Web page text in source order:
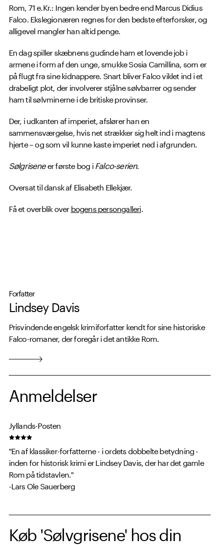
Rom, 71 e.Kr.: Ingen kender byen bedre end Marcus Didius
Falco. Ekslegionæren regnes for den bedste efterforsker, og
alligevel mangler han altid penge.
En dag spiller skæbnens gudinde ham et lovende job i
armene i form af den unge, smukke Sosia Camillina, som er
på flugt fra sine kidnappere. Snart bliver Falco viklet ind i et
drabeligt plot, der involverer stjålne sølvbarrer og sender
ham til sølvminerne i de britiske provinser.
Der, i udkanten af imperiet, afslører han en
sammensværgelse, hvis net strækker sig helt ind i magtens
hjerte – og som vil kunne kaste imperiet ned i afgrunden.
Sølgriseneer første bog i Falco-serien.
Oversat til dansk af Elisabeth Ellekjær.
Få et overblik overbogens persongalleri.
Forfatter
Lindsey Davis
Prisvindende engelsk krimiforfatter kendt for sine historiske
Falco-romaner, der foregår i det antikke Rom.
Anmeldelser
Jyllands-Posten
"En af klassiker-forfatterne - i ordets dobbelte betydning -
inden for historisk krimi er Lindsey Davis, der har det gamle
Rom på tidstavlen."
-Lars Ole Sauerberg
Køb 'Sølvgrisene' hos din